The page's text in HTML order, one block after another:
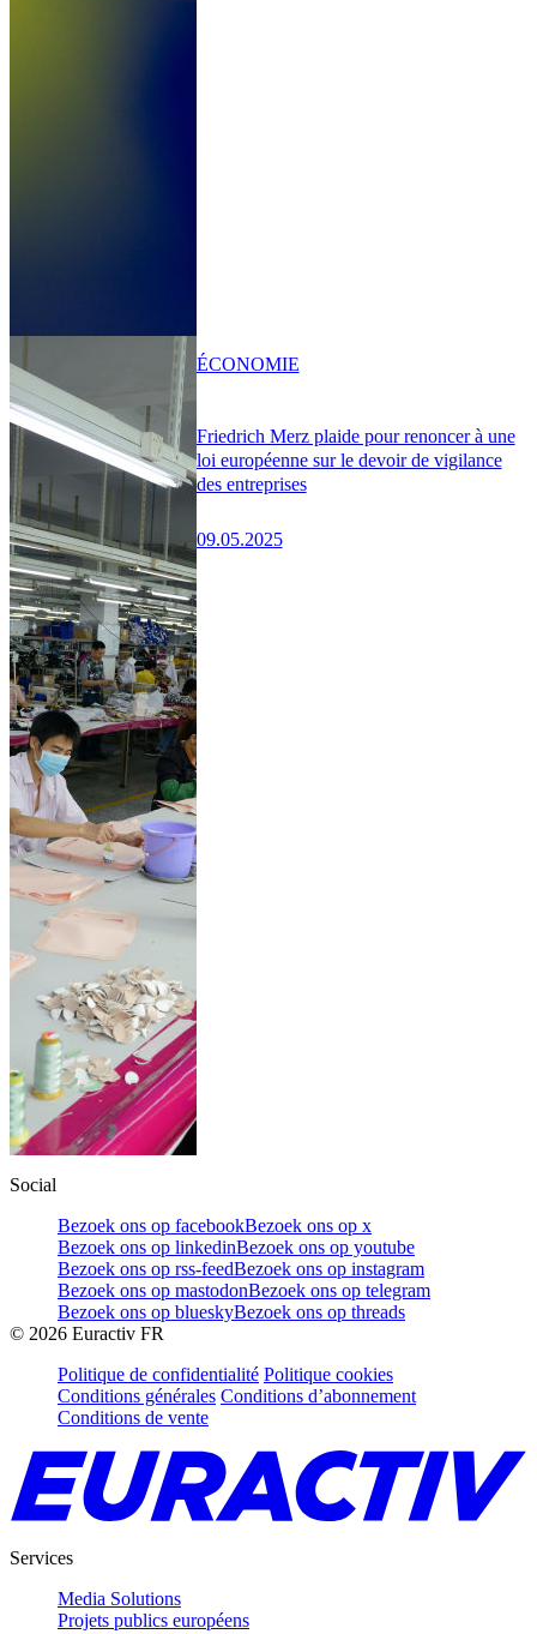
Friedrich Merz plaide pour renoncer à une
loi européenne sur le devoir de vigilance
des entreprises
09.05.2025
ÉCONOMIE
Social
Bezoek ons op facebookBezoek ons op x
Bezoek ons op linkedinBezoek ons op youtube
Bezoek ons op rss-feedBezoek ons op instagram
Bezoek ons op mastodonBezoek ons op telegram
Bezoek ons op blueskyBezoek ons op threads
© 2026 Euractiv FR
Politique de confidentialité Politique cookies
Conditions générales Conditions d’abonnement
Conditions de vente
Services
Media Solutions
Projets publics européens